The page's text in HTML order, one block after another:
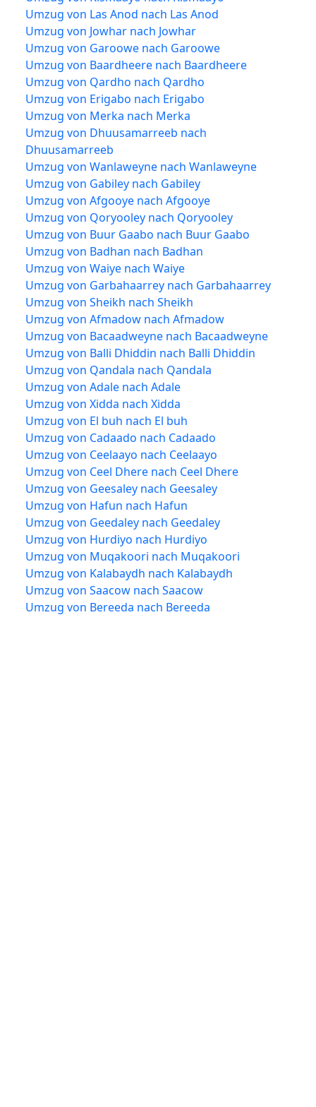
Umzug von Las Anod nach Las Anod
Umzug von Jowhar nach Jowhar
Umzug von Garoowe nach Garoowe
Umzug von Baardheere nach Baardheere
Umzug von Qardho nach Qardho
Umzug von Erigabo nach Erigabo
Umzug von Merka nach Merka
Umzug von Dhuusamarreeb nach
Dhuusamarreeb
Umzug von Wanlaweyne nach Wanlaweyne
Umzug von Gabiley nach Gabiley
Umzug von Afgooye nach Afgooye
Umzug von Qoryooley nach Qoryooley
Umzug von Buur Gaabo nach Buur Gaabo
Umzug von Badhan nach Badhan
Umzug von Waiye nach Waiye
Umzug von Garbahaarrey nach Garbahaarrey
Umzug von Sheikh nach Sheikh
Umzug von Afmadow nach Afmadow
Umzug von Bacaadweyne nach Bacaadweyne
Umzug von Balli Dhiddin nach Balli Dhiddin
Umzug von Qandala nach Qandala
Umzug von Adale nach Adale
Umzug von Xidda nach Xidda
Umzug von El buh nach El buh
Umzug von Cadaado nach Cadaado
Umzug von Ceelaayo nach Ceelaayo
Umzug von Ceel Dhere nach Ceel Dhere
Umzug von Geesaley nach Geesaley
Umzug von Hafun nach Hafun
Umzug von Geedaley nach Geedaley
Umzug von Hurdiyo nach Hurdiyo
Umzug von Muqakoori nach Muqakoori
Umzug von Kalabaydh nach Kalabaydh
Umzug von Saacow nach Saacow
Umzug von Bereeda nach Bereeda